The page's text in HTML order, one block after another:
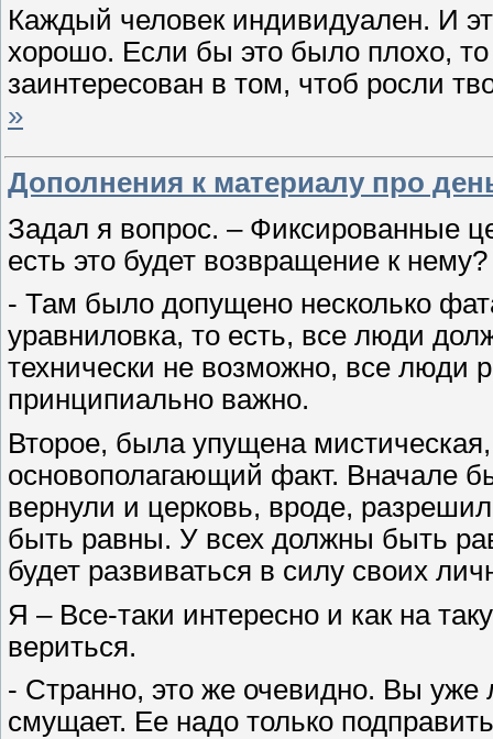
Каждый человек индивидуален. И
хорошо. Если бы это было плохо,
заинтересован в том, чтоб росли
»
Дополнения к материалу про
Задал я вопрос. – Фиксированные
есть это будет возвращение к
- Там было допущено несколько
уравниловка, то есть, все люди
технически не возможно, все люди
принципиально важно.
Второе, была упущена
основополагающий факт. Вначале
вернули и церковь, вроде,
быть равны. У всех должны быть
будет развиваться в силу своих
Я – Все-таки интересно и как на
вериться.
- Странно, это же очевидно. Вы уже
смущает. Ее надо только